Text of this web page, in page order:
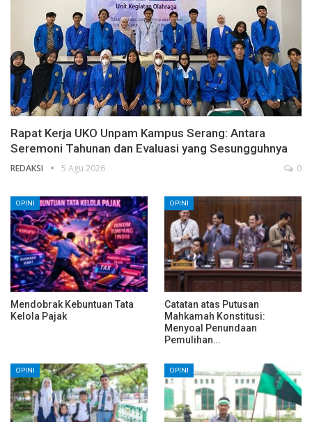
Rapat Kerja UKO Unpam Kampus Serang: Antara
Seremoni Tahunan dan Evaluasi yang Sesungguhnya
REDAKSI 5 Agu 2026 0
OPINI
Mendobrak Kebuntuan Tata
Kelola Pajak
OPINI
Catatan atas Putusan
Mahkamah Konstitusi:
Menyoal Penundaan
Pemulihan…
OPINI OPINI